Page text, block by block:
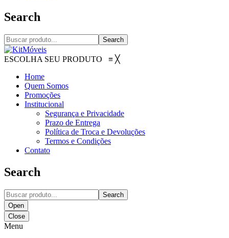
Search
Search
ESCOLHA SEU PRODUTO ≡ ╳
Home
Quem Somos
Promoções
Institucional
Segurança e Privacidade
Prazo de Entrega
Política de Troca e Devoluções
Termos e Condições
Contato
Search
Search
Open
Close
Menu